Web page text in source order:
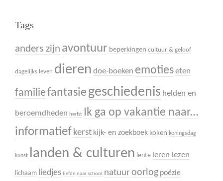
Tags
anders zijn avontuur beperkingen cultuur & geloof
dagelijks leven dieren doe-boeken emotieseten
familiefantasie geschiedenis helden en
beroemdheden herfst Ik ga op vakantie naar...
informatief kerst kijk- en zoekboek koken koningsdag
kunst landen & culturen lente leren lezen
lichaam liedjes liefde naar school natuur oorlog poëzie